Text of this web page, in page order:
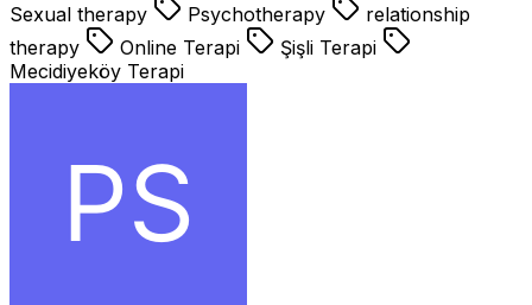
Sexual therapy
Psychotherapy
relationship
therapy
Online Terapi
Şişli Terapi
Mecidiyeköy Terapi